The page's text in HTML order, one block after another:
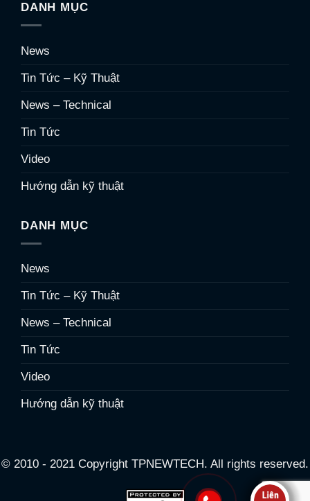
DANH MỤC
News
Tin Tức – Kỹ Thuật
News – Technical
Tin Tức
Video
Hướng dẫn kỹ thuật
DANH MỤC
News
Tin Tức – Kỹ Thuật
News – Technical
Tin Tức
Video
Hướng dẫn kỹ thuật
© 2010 - 2021 Copyright TPNEWTECH. All rights reserved.